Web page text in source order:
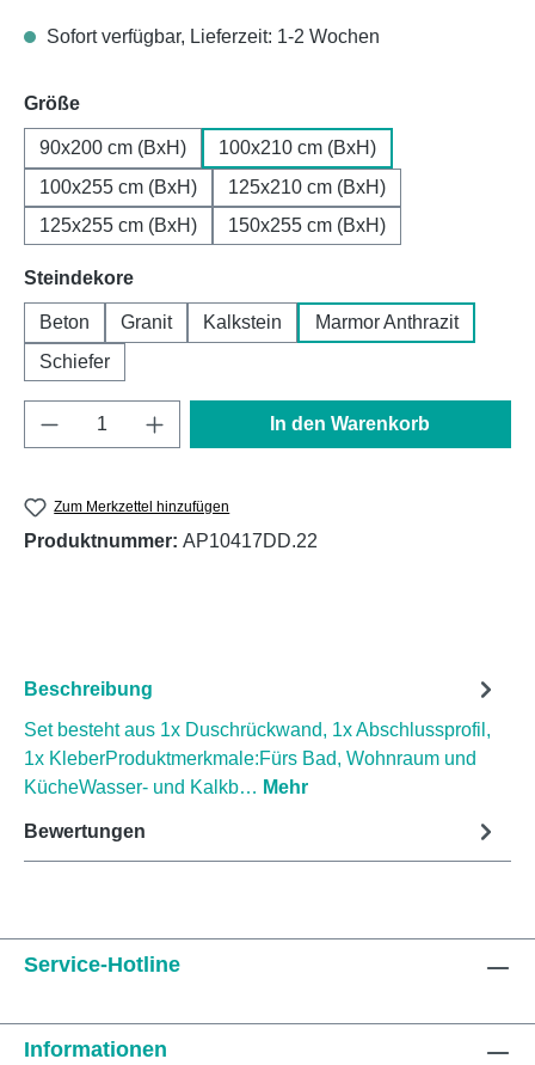
Sofort verfügbar, Lieferzeit: 1-2 Wochen
Größeauswählen
90x200 cm (BxH)
100x210 cm (BxH)
100x255 cm (BxH)
125x210 cm (BxH)
125x255 cm (BxH)
150x255 cm (BxH)
Steindekoreauswählen
Beton Granit Kalkstein
Marmor Anthrazit
Schiefer
Produkt Anzahl: Gib den gewünschten
In den Warenkorb
Zum Merkzettel hinzufügen
Produktnummer: AP10417DD.22
Beschreibung
Set besteht aus 1x Duschrückwand, 1x Abschlussprofil,
1x KleberProduktmerkmale:Fürs Bad, Wohnraum und
KücheWasser- und Kalkb… Mehr
Bewertungen
Service-Hotline
Informationen